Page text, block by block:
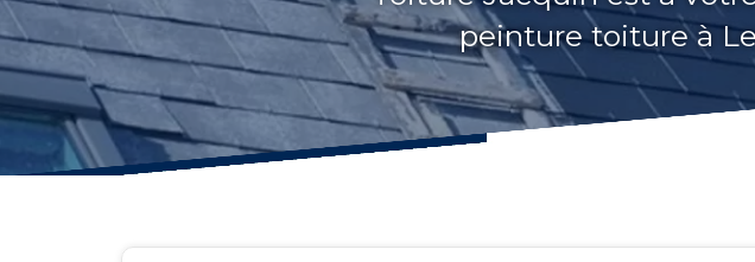
peinture toiture à